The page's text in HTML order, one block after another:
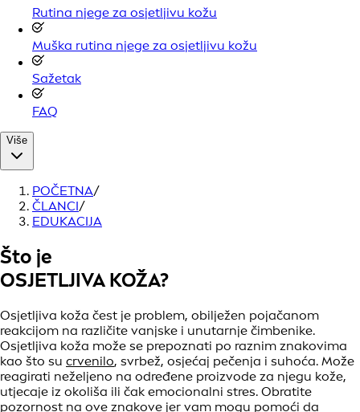
Rutina njege za osjetljivu kožu
Muška rutina njege za osjetljivu kožu
Sažetak
FAQ
Više
POČETNA/
ČLANCI/
EDUKACIJA
Što je
OSJETLJIVA KOŽA?
Osjetljiva koža čest je problem, obilježen pojačanom
reakcijom na različite vanjske i unutarnje čimbenike.
Osjetljiva koža može se prepoznati po raznim znakovima
kao što su crvenilo, svrbež, osjećaj pečenja i suhoća. Može
reagirati neželjeno na određene proizvode za njegu kože,
utjecaje iz okoliša ili čak emocionalni stres. Obratite
pozornost na ove znakove jer vam mogu pomoći da